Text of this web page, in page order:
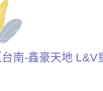
台南-鑫豪天地